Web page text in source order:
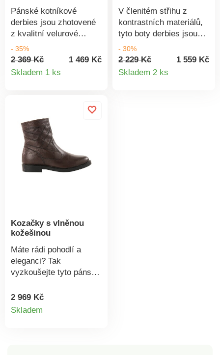
Pánské kotníkové
derbies jsou zhotovené
z kvalitní velurové
kožené usně a navíc je
zdobí originální detaily.
Na svršku šněrování.
vsadky. Vaše boty
pravidelně ošetřujte
přípravkem pro ochranu
před skvrnami a
vlhkostí.
- 35%
2 369 Kč
1 469 Kč
Skladem 1 ks
V členitém střihu z
kontrastních materiálů,
tyto boty derbies jsou
stylové a pohodlné.
Snadná údržba.
Tkaničky pro nastavení
- 30%
2 229 Kč
1 559 Kč
Skladem 2 ks
Kozačky s vlněnou
kožešinou
Máte rádi pohodlí a
eleganci? Tak
vyzkoušejte tyto pánské
Díky dlouhému zipu se
snadno nazouvají.
2 969 Kč
Skladem